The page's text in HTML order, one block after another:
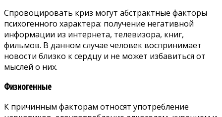
Спровоцировать криз могут абстрактные факторы
психогенного характера: получение негативной
информации из интернета, телевизора, книг,
фильмов. В данном случае человек воспринимает
новости близко к сердцу и не может избавиться от
мыслей о них.
Физиогенные
К причинным факторам относят употребление